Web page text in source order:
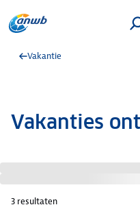
Vakantie
Vakanties
3 resultaten
Nazomer korting